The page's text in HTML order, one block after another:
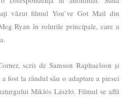
văzut filmul You`ve Got Mail din
Ryan în rolurile principale, care a
scris de Samson Raphaelson și
fost la rândul său o adaptare a piesei
Miklós László. Filmul se află